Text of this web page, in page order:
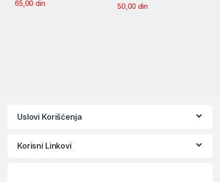
65,00din 50,00din
Uslovi Korišćenja
Korisni Linkovi